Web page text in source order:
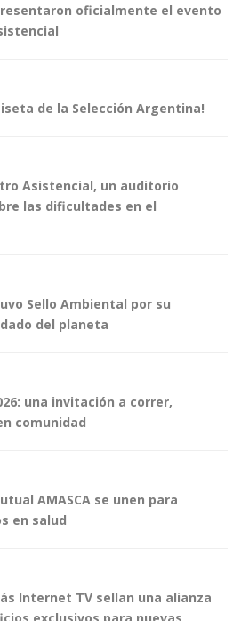
oficialmente el evento
de la Selección Argentina!
Asistencial, un auditorio
las dificultades en el
Sello Ambiental por su
del planeta
una invitación a correr,
comunidad
AMASCA se unen para
en salud
Internet TV sellan una alianza